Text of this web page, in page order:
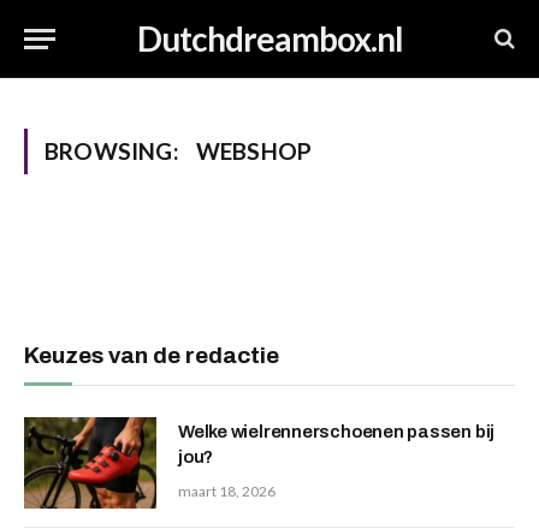
Dutchdreambox.nl
BROWSING: WEBSHOP
Keuzes van de redactie
Welke wielrennerschoenen passen bij
jou?
maart 18, 2026